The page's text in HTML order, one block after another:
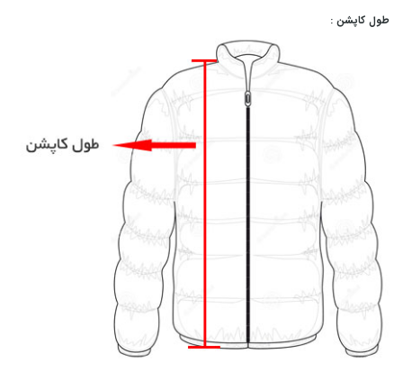
طول کاپشن :